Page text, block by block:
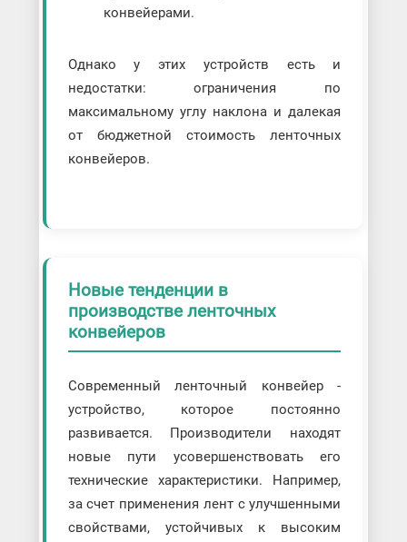
конвейерами.
Однако у этих устройств есть и
недостатки: ограничения по
максимальному углу наклона и далекая
от бюджетной стоимость ленточных
конвейеров.
Новые тенденции в
производстве ленточных
конвейеров
Современный ленточный конвейер -
устройство, которое постоянно
развивается. Производители находят
новые пути усовершенствовать его
технические характеристики. Например,
за счет применения лент с улучшенными
свойствами, устойчивых к высоким